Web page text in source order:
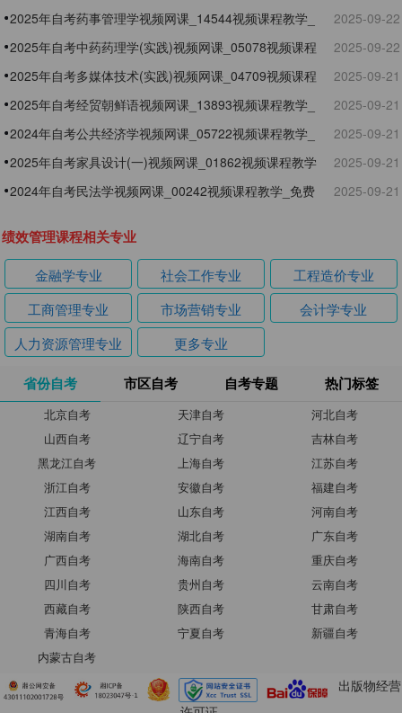
2025年自考药事管理学视频网课_14544视频课程教学_
免费试听
2025-09-22
2025年自考中药药理学(实践)视频网课_05078视频课程
教学_免费试听
2025-09-22
2025年自考多媒体技术(实践)视频网课_04709视频课程
教学_免费试听
2025-09-21
2025年自考经贸朝鲜语视频网课_13893视频课程教学_
免费试听
2025-09-21
2024年自考公共经济学视频网课_05722视频课程教学_
免费试听
2025-09-21
2025年自考家具设计(一)视频网课_01862视频课程教学
_免费试听
2025-09-21
2024年自考民法学视频网课_00242视频课程教学_免费
2025-09-21
绩效管理课程相关专业
金融学专业 社会工作专业
工程造价专业
工商管理专业
市场营销专业
会计学专业
人力资源管理专业
更多专业
省份自考 市区自考 自考专题 热门标签
北京自考 天津自考
河北自考
山西自考
辽宁自考
吉林自考
黑龙江自考
上海自考
江苏自考
浙江自考
安徽自考
福建自考
江西自考
山东自考
河南自考
湖南自考
湖北自考
广东自考
广西自考
海南自考
重庆自考
四川自考
贵州自考
云南自考
西藏自考
陕西自考
甘肃自考
青海自考
宁夏自考
新疆自考
内蒙古自考
出版物经营